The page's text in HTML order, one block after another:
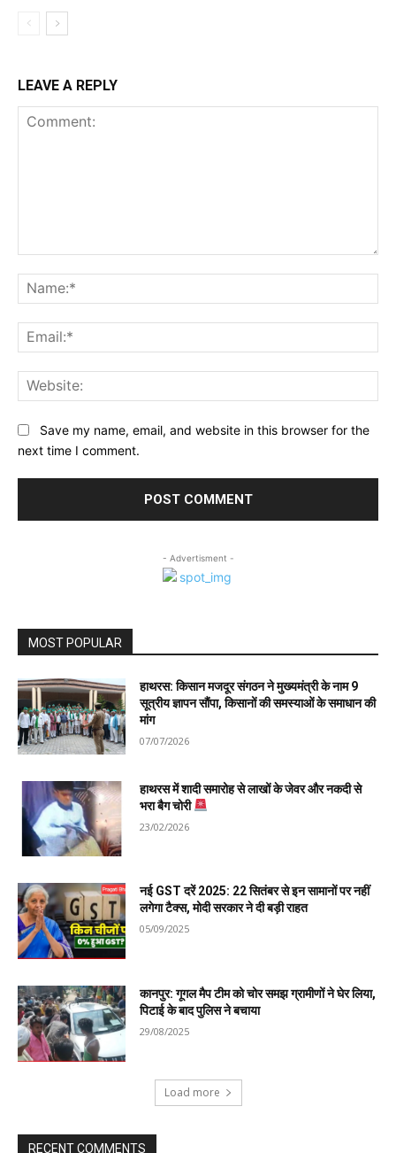
LEAVE A REPLY
Save my name, email, and website in this browser for the
next time I comment.
- Advertisment -
MOST POPULAR
हाथरस: किसान मजदूर संगठन ने मुख्यमंत्री के नाम 9
सूत्रीय ज्ञापन सौंपा, किसानों की समस्याओं के समाधान की
मांग
07/07/2026
हाथरस में शादी समारोह से लाखों के जेवर और नकदी से
भरा बैग चोरी
23/02/2026
नई GST दरें 2025: 22 सितंबर से इन सामानों पर नहीं
लगेगा टैक्स, मोदी सरकार ने दी बड़ी राहत
05/09/2025
कानपुर: गूगल मैप टीम को चोर समझ ग्रामीणों ने घेर लिया,
पिटाई के बाद पुलिस ने बचाया
29/08/2025
Load more
RECENT COMMENTS